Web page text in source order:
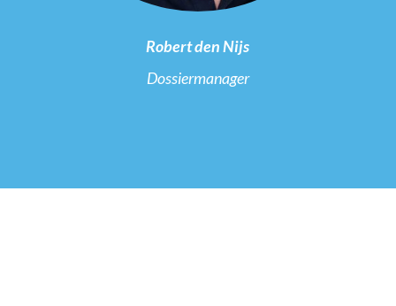
Robert den Nijs
Dossiermanager